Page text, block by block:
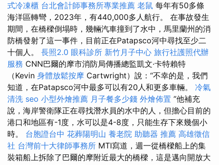
式冷凍櫃 台北會計師事務所專業推薦 老鼠 每年有50多條
海洋區轉彎，2023年，有440,000多人航行。 在事故發生
期間，在橋樑倒塌時，幾輛汽車撞到了水中，馬里蘭州的消
防橋發射了這一事件，目前正在Patapsco河中尋找至少二
十個人。 長照2.0 眼科診所 新竹月子中心 旅行社護照代辦
服務 CNN巴爾的摩市消防局傳播總監凱文·卡特賴特
（Kevin 身體放鬆按摩 Cartwright）說：“不幸的是，我們
知道，在Patapsco河中最多可以有20人和更多車輛。 冷氣
清洗 seo 小型外燴推薦 月子餐多少錢 外燴佈置 ”他補充
說，海岸警衛隊正在尋找潛水員的水中的人，但擔心目前的
港口和地區有-1度，水可以是4-8度，只能生存下來幾個小
時。 台胞證台中 花葬陽明山 養老院 助聽器 推薦 高雄徵信
社 台灣前十大律師事務所 MTI寫道，週一從橋樑船上的集
裝箱船上拆除了巴爾的摩附近最大的橋樑，這是邁向開放大